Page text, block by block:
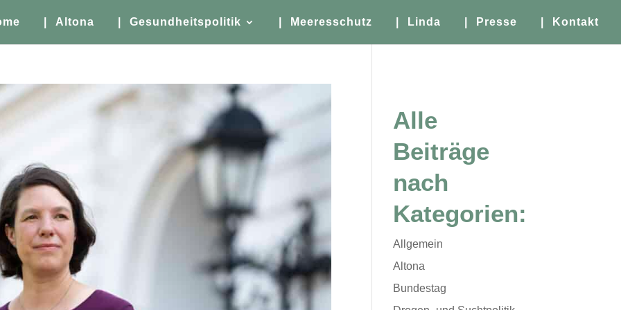
| Altona | Gesundheitspolitik | Meeresschutz | Linda | Presse | Kontakt
Alle
Beiträge
nach
Kategorien:
Allgemein
Altona
Bundestag